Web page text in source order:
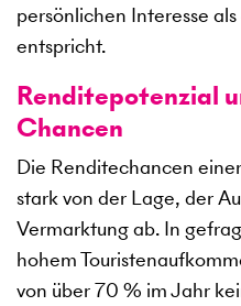
persönlichen Interesse
entspricht.
Renditepotenzial
Chancen
Die Renditechancen
stark von der Lage, der
Vermarktung ab. In
hohem
von über 70 % im Jahr